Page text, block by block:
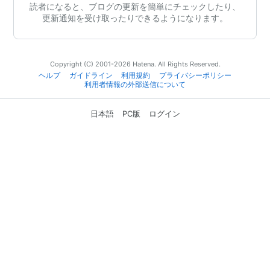
読者になると、ブログの更新を簡単にチェックしたり、
更新通知を受け取ったりできるようになります。
Copyright (C) 2001-2026 Hatena. All Rights Reserved.
ヘルプ
ガイドライン 利用規約
プライバシーポリシー
利用者情報の外部送信について
日本語 PC版 ログイン